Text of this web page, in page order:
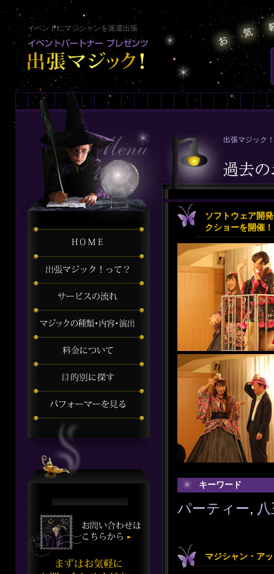
イベントにマジシャンを派遣出張
出張マジック
ソフトウェア開
クショーを開催
キーワード
パーティー,
マジシャン・ア